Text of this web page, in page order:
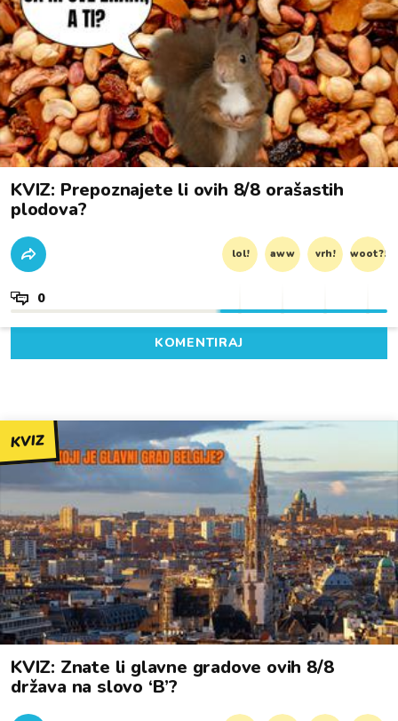
KVIZ: Prepoznajete li ovih 8/8 orašastih
plodova?
lol! aww vrh! woot?!
0
KOMENTIRAJ
KVIZ
KVIZ: Znate li glavne gradove ovih 8/8
država na slovo ‘B’?